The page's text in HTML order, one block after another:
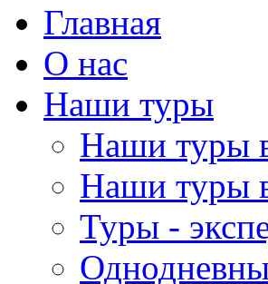
Главная
О нас
Наши туры
Наши туры
Наши туры
Туры -